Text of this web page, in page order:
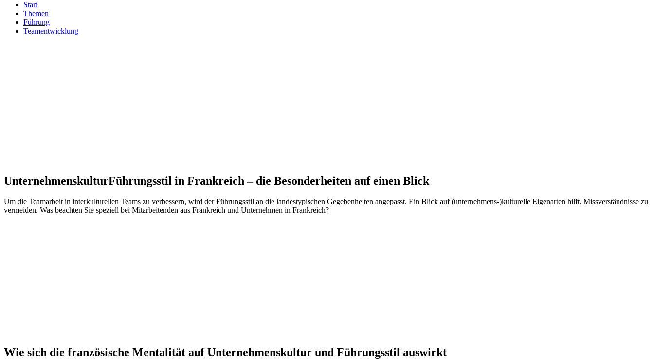
Start
Themen
Führung
Teamentwicklung
UnternehmenskulturFührungsstil in Frankreich – die Besonderheiten auf einen Blick
Um die Teamarbeit in interkulturellen Teams zu verbessern, wird der Führungsstil an die landestypischen Gegebenheiten angepasst. Ein Blick auf (unternehmens-)kulturelle Eigenarten hilft, Missverständnisse zu
vermeiden. Was beachten Sie speziell bei Mitarbeitenden aus Frankreich und Unternehmen in Frankreich?
Wie sich die französische Mentalität auf Unternehmenskultur und Führungsstil auswirkt